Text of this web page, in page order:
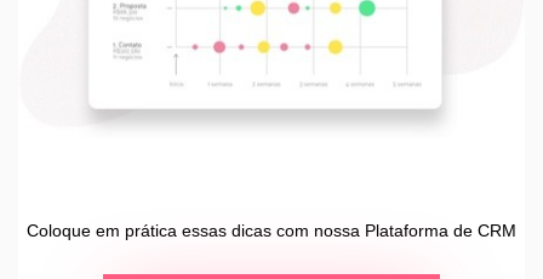
Coloque em prática essas dicas com nossa Plataforma de CRM